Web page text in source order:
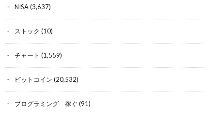
NISA(3,637)
ストック (10)
チャート (1,559)
ビットコイン (20,532)
プログラミング 稼ぐ (91)